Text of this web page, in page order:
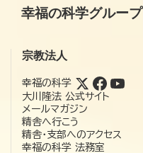
幸福の科学グループ
宗教法人
幸福の科学
大川隆法 公式サイト
メールマガジン
精舎へ行こう
精舎・支部へのアクセス
幸福の科学 法務室